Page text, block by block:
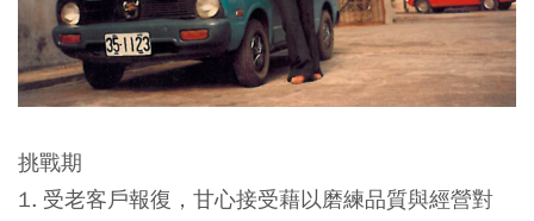
挑戰期
1. 受老客戶報復，甘心接受藉以磨練品質與經營對